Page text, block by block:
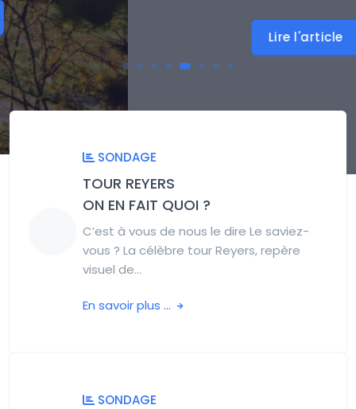
SONDAGE
TOUR REYERS
ON EN FAIT QUOI ?
C’est à vous de nous le dire Le saviez-
vous ? La célèbre tour Reyers, repère
visuel de...
En savoir plus ...
SONDAGE